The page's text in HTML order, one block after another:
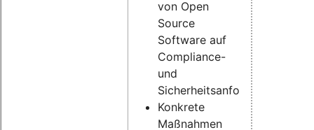
von Open
Source
Software auf
Compliance-
und
Sicherheitsanforderungen
Konkrete
Maßnahmen